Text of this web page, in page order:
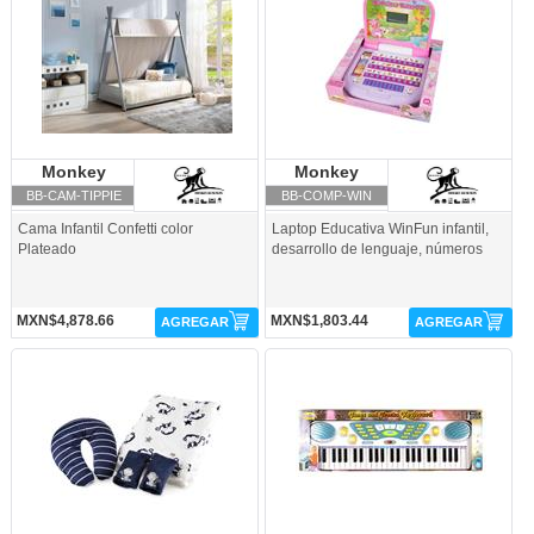
Monkey
Business
BB-CAM-TIPPIE
Monkey Business
Cama Infantil Confetti color
Plateado
MXN$4,878.66 AGREGAR
Monkey
Business
BB-COMP-WIN
Monkey Business
Laptop Educativa WinFun infantil,
desarrollo de lenguaje, números
MXN$1,803.44 AGREGAR